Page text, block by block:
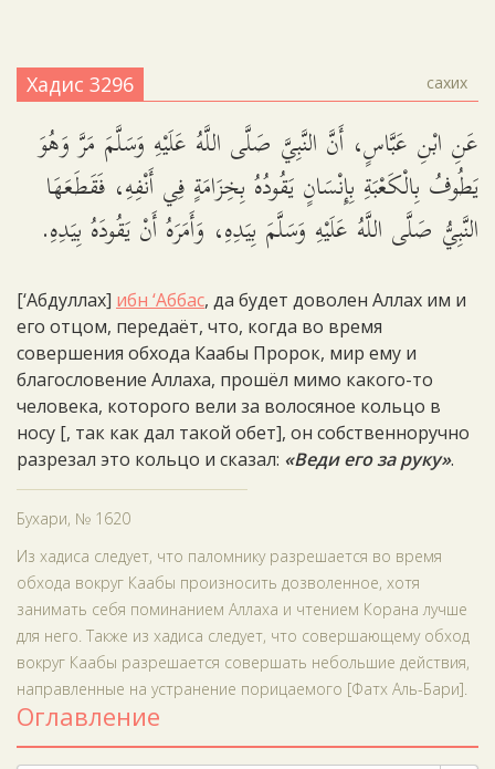
Хадис 3296 сахих
عَنِ ابْنِ عَبَّاسٍ، أَنَّ النَّبِيَّ صَلَّى اللَّهُ عَلَيْهِ وَسَلَّمَ مَرَّ وَهُوَ
يَطُوفُ بِالْكَعْبَةِ بِإِنْسَانٍ يَقُودُهُ بِخِزَامَةٍ فِي أَنْفِهِ، فَقَطَعَهَا
النَّبِيُّ صَلَّى اللَّهُ عَلَيْهِ وَسَلَّمَ بِيَدِهِ، وَأَمَرَهُ أَنْ يَقُودَهُ بِيَدِهِ.
[‘Абдуллах] ибн ‘Аббас, да будет доволен Аллах им и
его отцом, передаёт, что, когда во время
совершения обхода Каабы Пророк, мир ему и
благословение Аллаха, прошёл мимо какого-то
человека, которого вели за волосяное кольцо в
носу [, так как дал такой обет], он собственноручно
разрезал это кольцо и сказал: «Веди его за руку».
Бухари, № 1620
Из хадиса следует, что паломнику разрешается во время
обхода вокруг Каабы произносить дозволенное, хотя
занимать себя поминанием Аллаха и чтением Корана лучше
для него. Также из хадиса следует, что совершающему обход
вокруг Каабы разрешается совершать небольшие действия,
направленные на устранение порицаемого [Фатх Аль-Бари].
Оглавление